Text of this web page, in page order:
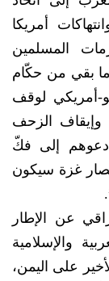
أمريكا
المسلمين
وما بقي من حكّام
أمريكي لوقف
وإيقاف الزحف
إلى فكّ
غزة سيكون
عن الإطار
والإسلامية
على اليمن،